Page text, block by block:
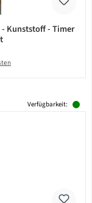
- Kunststoff - Timer
Verfügbarkeit: